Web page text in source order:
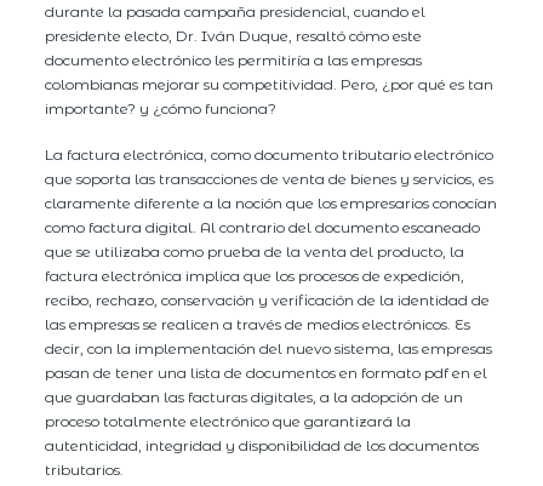
durante la pasada campaña presidencial, cuando el
presidente electo, Dr. Iván Duque, resaltó cómo este
documento electrónico les permitiría a las empresas
colombianas mejorar su competitividad. Pero, ¿por qué es tan
importante? y ¿cómo funciona?
La factura electrónica, como documento tributario electrónico
que soporta las transacciones de venta de bienes y servicios, es
claramente diferente a la noción que los empresarios conocían
como factura digital. Al contrario del documento escaneado
que se utilizaba como prueba de la venta del producto, la
factura electrónica implica que los procesos de expedición,
recibo, rechazo, conservación y verificación de la identidad de
las empresas se realicen a través de medios electrónicos. Es
decir, con la implementación del nuevo sistema, las empresas
pasan de tener una lista de documentos en formato pdf en el
que guardaban las facturas digitales, a la adopción de un
proceso totalmente electrónico que garantizará la
autenticidad, integridad y disponibilidad de los documentos
tributarios.